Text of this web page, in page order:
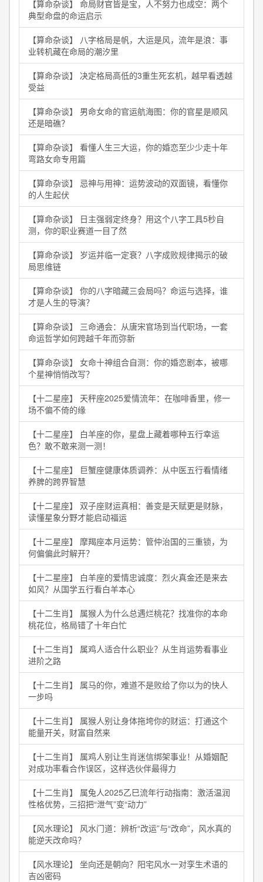
【算命杂谈】 命局财官皆是宝，人不努力也成空：两个
典型命盘的命运启示
【算命杂谈】 八字格局是帆，大运是风，流年是浪：事
业转机藏在命局的潮汐里
【算命杂谈】 决定格局高低的3重生死玄机，越早看透越
受益
【算命杂谈】 男命女命的官运航海图：你的官星是顺风
还是暗礁？
【算命杂谈】 看懂人生三大运，你的婚恋至少少走十年
弯路女命专用篇
【算命杂谈】 忌神与用神：运势波动的双面镜，看懂你
的人生起伏
【算命杂谈】 日主强弱定终身？用这个八字工具5秒自
测，你的职业赛道一目了然
【算命杂谈】 岁运并临一定衰？八字成败规律揭示的破
局思维链
【算命杂谈】 你的八字暗藏三会局吗？命运与选择，谁
才是人生的导演？
【算命杂谈】 三命通会：从唐宋官场到当代职场，一套
命运哲学如何跨越千年而弥新
【算命杂谈】 女命十神组合自测：你的婚恋剧本，被哪
个星神悄悄改写？
【十二星座】 天秤座2025爱情流年：在咖啡香里，修一
场不偏不倚的缘
【十二星座】 白羊座的你，星盘上藏着哪种五行幸运
色？敢不敢来测一测！
【十二星座】 巨蟹座健康体质调养：从中医五行看情绪
养脾的跨界智慧
【十二星座】 双子座财运真相：善变是天赋更是财脉，
读懂星象分野才能启动福运
【十二星座】 摩羯座本月运势：管仲治国的三重锁，为
何偏偏此时解开？
【十二星座】 白羊座的爱情忠诚度：烈火真金还是来去
如风？从国学五行看白羊本心
【十二生肖】 属猴人为什么总遇烂桃花？找准你的本命
桃花位，格局错了十年白忙
【十二生肖】 属鸡人适合什么职业？从生肖运势看事业
进阶之路
【十二生肖】 属马的你，难道不是败给了你以为的快人
一步吗
【十二生肖】 属猴人别让身体拖垮你的财运：打通这个
能量开关，财富自然来
【十二生肖】 属鸡人别让生肖迷信绑架事业！从婚姻配
对成功率看合作误区，这样选伙伴最得力
【十二生肖】 属兔人2025乙巳流年行动指南：激活温润
性格优势，三招把“泄气”变“动力”
【风水理论】 风水门道：辨析“改运”与“改命”，风水真的
能逆天改命吗？
【风水理论】 坐向还是朝向？阳宅风水一对孪生术语的
吉凶密码